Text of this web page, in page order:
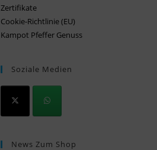
Zertifikate
Cookie-Richtlinie (EU)
Kampot Pfeffer Genuss
Soziale Medien
News Zum Shop